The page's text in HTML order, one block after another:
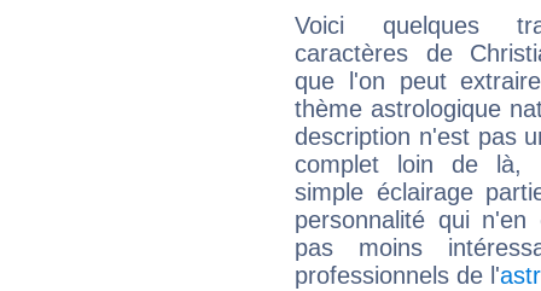
Voici quelques
caractères de
que l'on peut
thème astrologique
description n'est pas
complet loin de là,
simple éclairage
personnalité qui n'en
pas moins
professionnels de l'